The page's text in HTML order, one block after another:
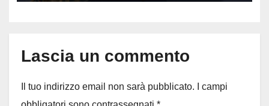
Lascia un commento
Il tuo indirizzo email non sarà pubblicato.
I campi